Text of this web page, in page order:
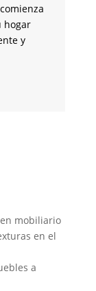
hogar
y
mobiliario
en el
a